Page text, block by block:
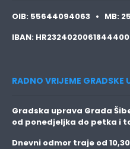
OIB: 55644094063 • MB:
IBAN:
RADNO VRIJEME GRADSKE
Gradska uprava Grada
od ponedjeljka do petka i
Dnevni odmor traje od